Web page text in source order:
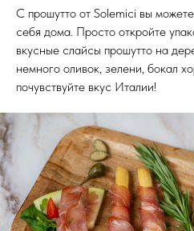
С прошутто от Solemici вы
себя дома. Просто откройте
вкусные слайсы прошутто на
немного оливок, зелени, бокал
почувствуйте вкус Италии!